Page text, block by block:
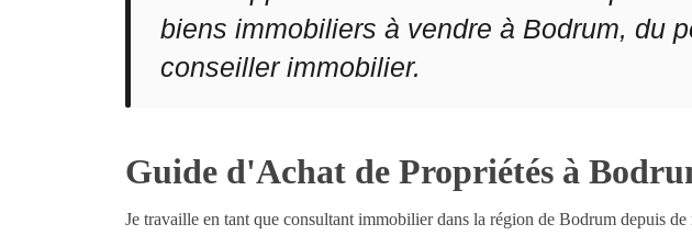
biens immobiliers à vendre à Bodrum, du
conseiller immobilier.
Guide d'Achat de Propriétés à
Je travaille en tant que consultant immobilier dans la région de Bodrum depuis